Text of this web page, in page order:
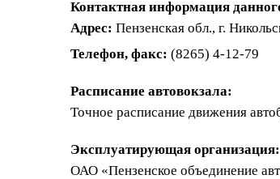
Контактная информация
Адрес: Пензенская обл., г.
Телефон, факс: (8265) 4-12-79
Расписание автовокзала:
Точное расписание движения
Эксплуатирующая организация:
ОАО «Пензенское объединение